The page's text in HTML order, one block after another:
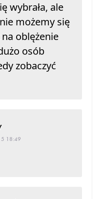
wybrała, ale
możemy się
oblężenie
osób
zobaczyć
18:49